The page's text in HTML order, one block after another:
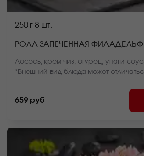
250 г 8 шт.
РОЛЛ ЗАПЕЧЕННАЯ
Лосось, крем чиз, огурец, унаги
*Внешний вид блюда может
659 руб